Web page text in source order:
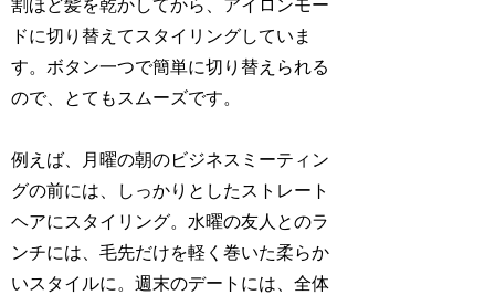
割ほど髪を乾かしてから、アイロンモー
ドに切り替えてスタイリングしていま
す。ボタン一つで簡単に切り替えられる
ので、とてもスムーズです。
例えば、月曜の朝のビジネスミーティン
グの前には、しっかりとしたストレート
ヘアにスタイリング。水曜の友人とのラ
ンチには、毛先だけを軽く巻いた柔らか
いスタイルに。週末のデートには、全体